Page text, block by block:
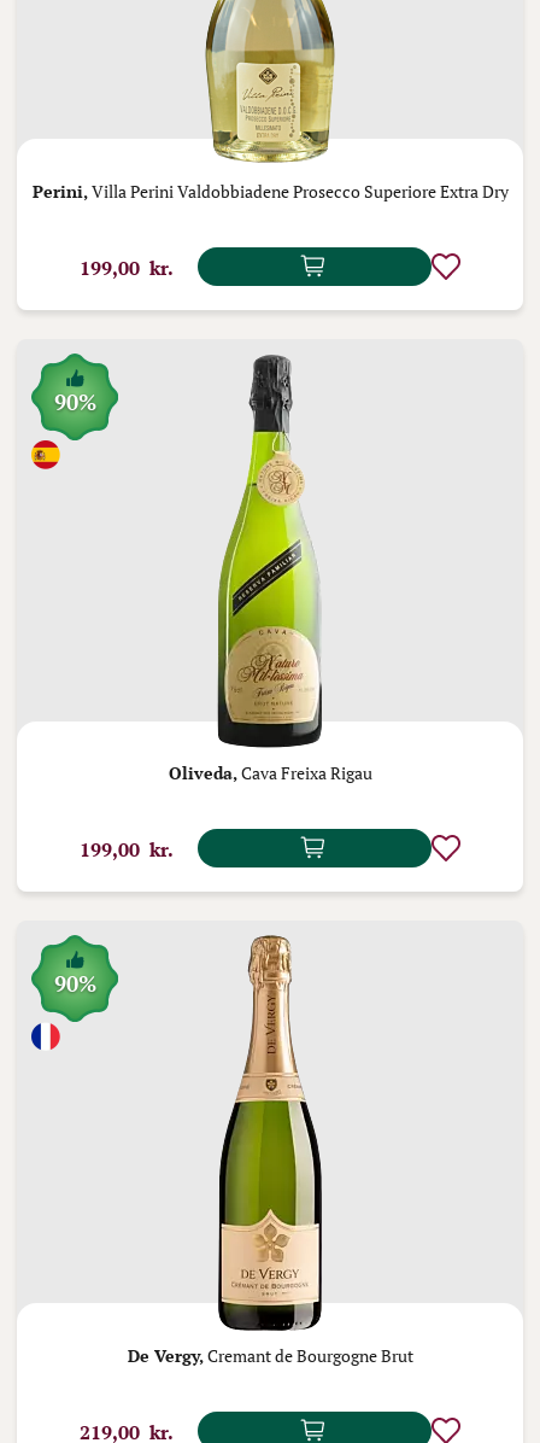
Perini, Villa Perini Valdobbiadene Prosecco Superiore Extra Dry
199,00 kr.
90%
Oliveda,Cava Freixa Rigau
199,00 kr.
90%
De Vergy, Cremant de Bourgogne Brut
219,00 kr.